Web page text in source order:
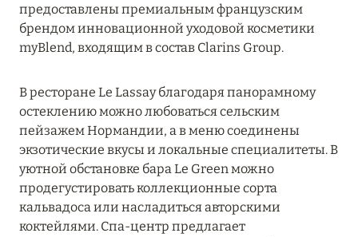
предоставлены премиальным французским
брендом инновационной уходовой косметики
myBlend, входящим в состав Clarins Group.
В ресторане Le Lassay благодаря панорамному
остеклению можно любоваться сельским
пейзажем Нормандии, а в меню соединены
экзотические вкусы и локальные специалитеты. В
уютной обстановке бара Le Green можно
продегустировать коллекционные сорта
кальвадоса или насладиться авторскими
коктейлями. Спа-центр предлагает